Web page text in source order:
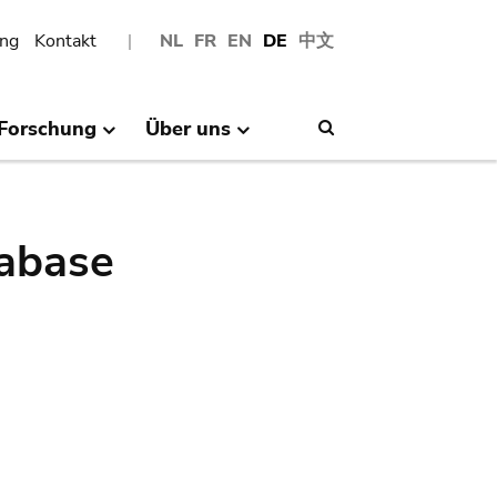
NL FR EN DE 中文
Kontakt
Über uns